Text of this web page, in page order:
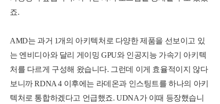
죠.
AMD는 과거 1개의 아키텍처로 다양한 제품을 선보이고 있
는 엔비디아와 달리 게이밍 GPU와 인공지능 가속기 아키텍
처를 다르게 구성해 왔습니다. 그런데 이게 효율적이지 않다
보니까 RDNA 4 이후에는 라데온과 인스팅트를 하나의 아키
텍처로 통합하겠다고 언급했죠. UDNA가 이때 등장했습니